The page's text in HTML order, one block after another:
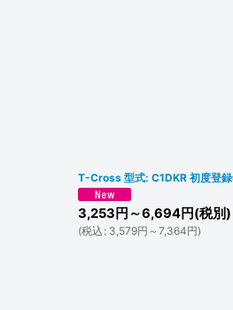
T-Cross 型式: C1DKR 初度登
3,253 円 ～6,694円(税別)
(税込 : 3,579円 ～7,364円)